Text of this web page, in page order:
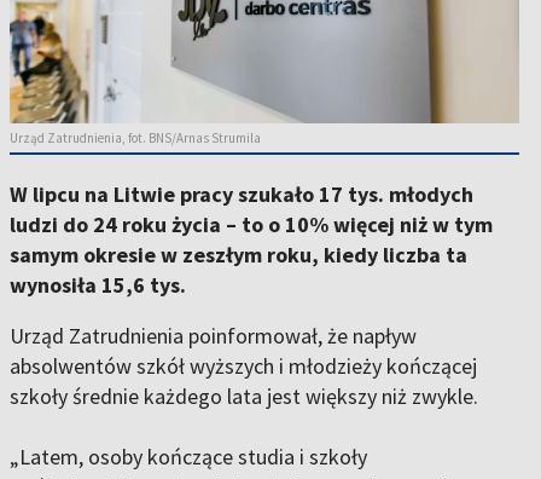
Urząd Zatrudnienia, fot. BNS/Arnas Strumila
W lipcu na Litwie pracy szukało 17 tys. młodych
ludzi do 24 roku życia – to o 10% więcej niż w tym
samym okresie w zeszłym roku, kiedy liczba ta
wynosiła 15,6 tys.
Urząd Zatrudnienia poinformował, że napływ
absolwentów szkół wyższych i młodzieży kończącej
szkoły średnie każdego lata jest większy niż zwykle.
„Latem, osoby kończące studia i szkoły